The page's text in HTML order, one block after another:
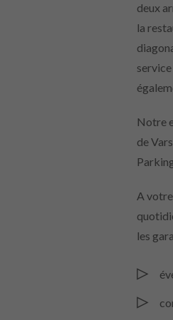
deux
la
Notre
de
A
les